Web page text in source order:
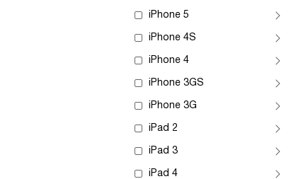
iPhone 5
iPhone 4S
iPhone 4
iPhone 3GS
iPhone 3G
iPad 2
iPad 3
iPad 4